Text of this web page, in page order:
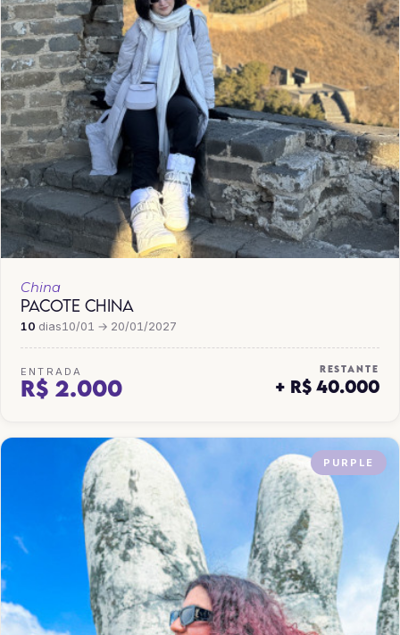
China
PACOTE CHINA
10 dias10/01 → 20/01/2027
ENTRADA
R$ 2.000
RESTANTE
+ R$ 40.000
PURPLE